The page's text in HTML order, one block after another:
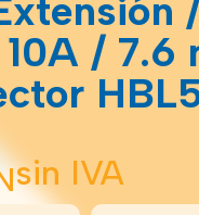
/ 7.6
sin IVA